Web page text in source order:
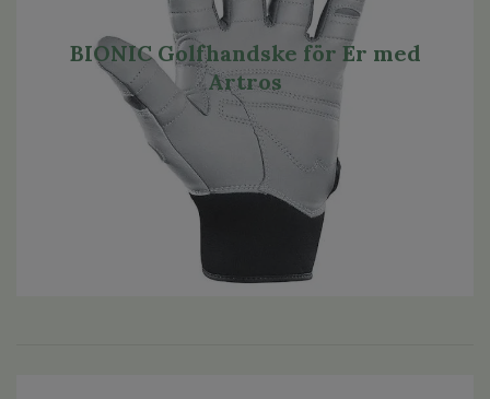
BIONIC Golfhandske för Er med
Artros